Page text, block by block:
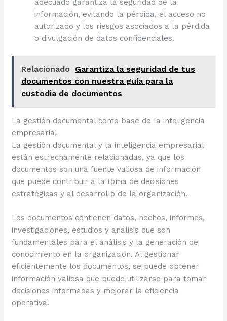
información, evitando la pérdida, el acceso no
autorizado y los riesgos asociados a la pérdida
o divulgación de datos confidenciales.
Relacionado
Garantiza la seguridad de tus
documentos con nuestra guía para la
custodia de documentos
La gestión documental como base de la inteligencia
empresarial
La gestión documental y la inteligencia empresarial
están estrechamente relacionadas, ya que los
documentos son una fuente valiosa de información
que puede contribuir a la toma de decisiones
estratégicas y al desarrollo de la organización.
Los documentos contienen datos, hechos, informes,
investigaciones, estudios y análisis que son
fundamentales para el análisis y la generación de
conocimiento en la organización. Al gestionar
eficientemente los documentos, se puede obtener
información valiosa que puede utilizarse para tomar
decisiones informadas y mejorar la eficiencia
operativa.